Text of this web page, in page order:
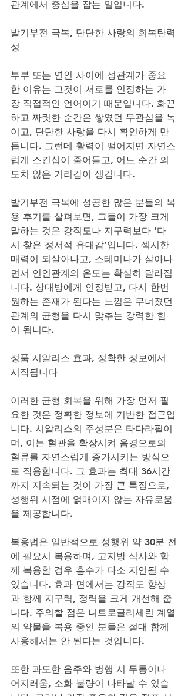
관계에서 중심을 잡는 일입니다.
발기부전 극복, 단단한 사랑의 회복탄력
성
부부 또는 연인 사이에 성관계가 중요
한 이유는 그것이 서로를 인정하는 가
장 직접적인 언어이기 때문입니다. 화끈
하고 짜릿한 순간은 쌓였던 무관심을 녹
이고, 단단한 사랑을 다시 확인하게 만
듭니다. 그런데 활력이 떨어지면 자연스
럽게 스킨십이 줄어들고, 어느 순간 의
도치 않은 거리감이 생깁니다.
발기부전 극복에 성공한 많은 분들의 복
용 후기를 살펴보면, 그들이 가장 크게
말하는 것은 강직도나 지구력보다 ‘다
시 찾은 정서적 유대감’입니다. 섹시한
매력이 되살아나고, 스테미나가 살아나
면서 연인관계의 온도는 확실히 달라집
니다. 상대방에게 인정받고, 다시 한번
원하는 존재가 된다는 느낌은 무너졌던
관계의 균형을 다시 맞추는 강력한 힘
이 됩니다.
정품 시알리스 효과, 정확한 정보에서
시작됩니다
이러한 균형 회복을 위해 가장 먼저 필
요한 것은 정확한 정보에 기반한 접근입
니다. 시알리스의 주성분은 타다라필이
며, 이는 혈관을 확장시켜 음경으로의
혈류를 자연스럽게 증가시키는 방식으
로 작용합니다. 그 효과는 최대 36시간
까지 지속되는 것이 가장 큰 특징으로,
성행위 시점에 얽매이지 않는 자유로움
을 제공합니다.
복용법은 일반적으로 성행위 약 30분 전
에 필요시 복용하며, 고지방 식사와 함
께 복용할 경우 흡수가 다소 지연될 수
있습니다. 효과 면에서는 강직도 향상
과 함께 지구력, 정력을 크게 개선해 줍
니다. 주의할 점은 니트로글리세린 계열
의 약물을 복용 중인 분들은 절대 함께
사용해서는 안 된다는 것입니다.
또한 과도한 음주와 병행 시 두통이나
어지러움, 소화 불량이 나타날 수 있습